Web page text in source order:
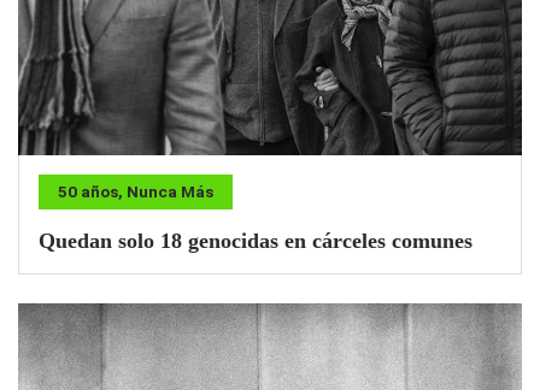
50 años, Nunca Más
Quedan solo 18 genocidas en cárceles comunes